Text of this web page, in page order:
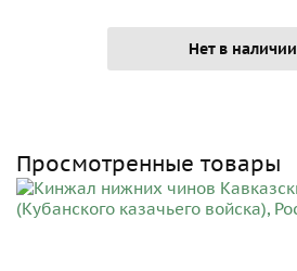
Нет в наличии
Просмотренные товары